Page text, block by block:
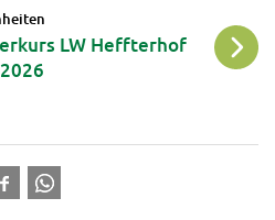
LW Heffterhof
09
Okt